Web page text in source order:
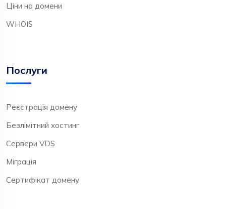
Ціни на домени
WHOIS
Послуги
Реєстрація домену
Безлімітний хостинг
Сервери VDS
Міграція
Сертифікат домену